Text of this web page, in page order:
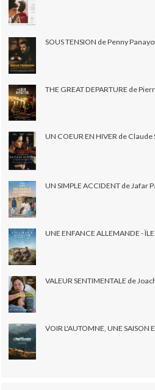
SOUS TENSION de Penny
THE GREAT DEPARTURE de
UN COEUR EN HIVER de
UN SIMPLE ACCIDENT de Jafar
UNE ENFANCE ALLEMANDE -
VALEUR SENTIMENTALE de
VOIR L'AUTOMNE, UNE SAISON